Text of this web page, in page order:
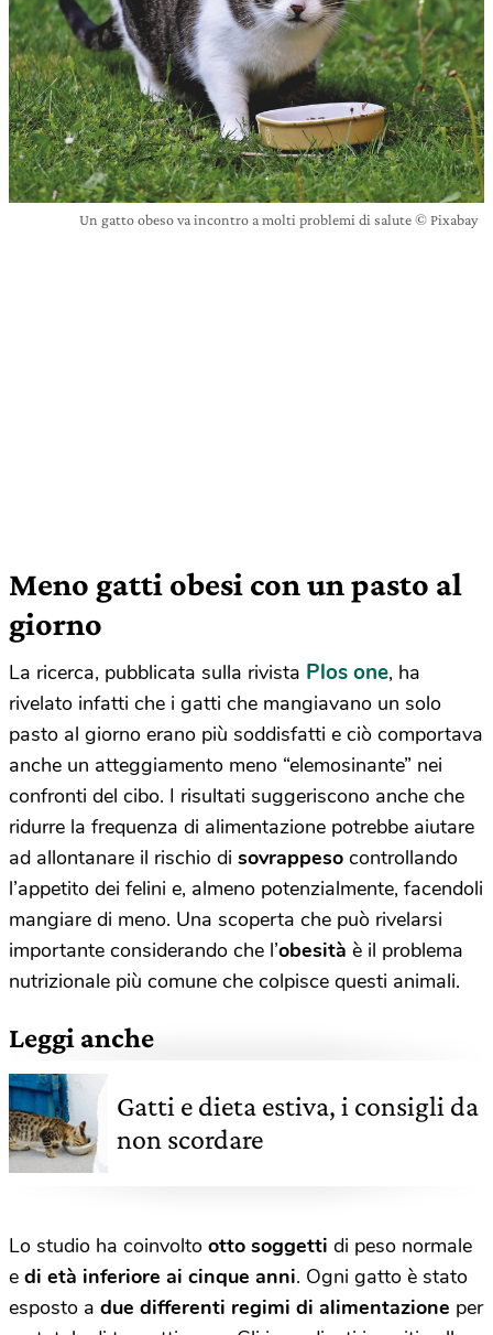
Un gatto obeso va incontro a molti problemi di salute © Pixabay
Meno gatti obesi con un pasto al
giorno
La ricerca, pubblicata sulla rivista Plos one, ha
rivelato infatti che i gatti che mangiavano un solo
pasto al giorno erano più soddisfatti e ciò comportava
anche un atteggiamento meno “elemosinante” nei
confronti del cibo. I risultati suggeriscono anche che
ridurre la frequenza di alimentazione potrebbe aiutare
ad allontanare il rischio di sovrappeso controllando
l’appetito dei felini e, almeno potenzialmente, facendoli
mangiare di meno. Una scoperta che può rivelarsi
importante considerando che l’obesità è il problema
nutrizionale più comune che colpisce questi animali.
Leggi anche
Gatti e dieta estiva, i consigli da
non scordare
Lo studio ha coinvolto otto soggetti di peso normale
e di età inferiore ai cinque anni. Ogni gatto è stato
esposto a due differenti regimi di alimentazione per